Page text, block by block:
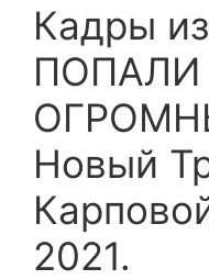
Кадры
ПОПАЛИ
Новый
2021.